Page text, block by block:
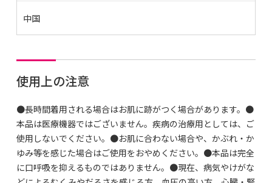
中国
使用上の注意
●長時間着用される場合はお肌に跡がつく場合があります。●
本品は医療機器ではございません。疾病の治療用としては、ご
使用しないでください。●お肌に合わない場合や、かぶれ・か
ゆみ等を感じた場合はご使用をおやめください。●本品は完全
に口呼吸を抑えるものではありません。●現在、病気やけがな